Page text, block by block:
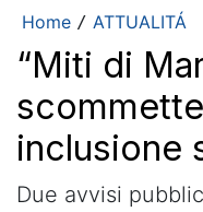
Home / ATTUALITÁ
“Miti di
inclusione
Due avvisi